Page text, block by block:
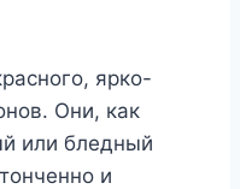
ярко-
Они, как
или бледный
и